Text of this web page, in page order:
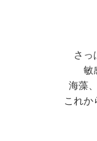
さっ
敏
海藻
これか